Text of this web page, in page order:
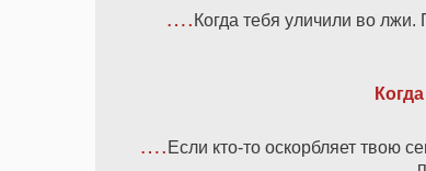
…. Когда тебя уличили во
…. Если кто-то оскорбляет твою